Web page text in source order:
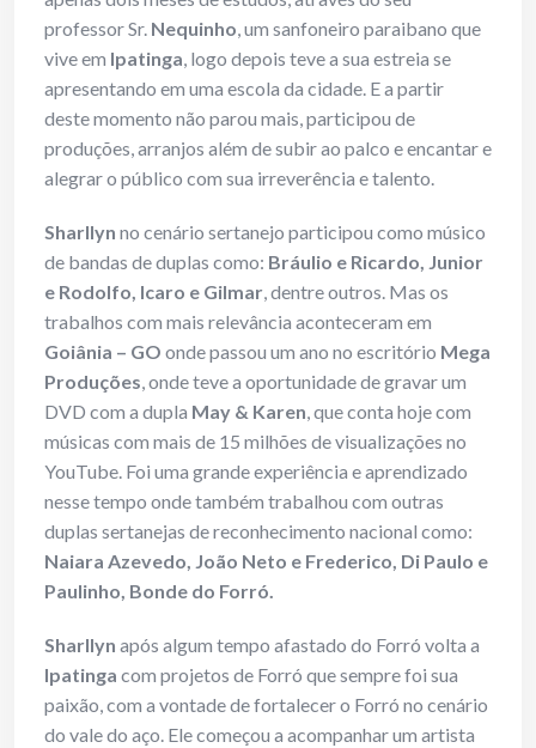
professor Sr. Nequinho, um sanfoneiro paraibano que
vive em Ipatinga, logo depois teve a sua estreia se
apresentando em uma escola da cidade. E a partir
deste momento não parou mais, participou de
produções, arranjos além de subir ao palco e encantar e
alegrar o público com sua irreverência e talento.
Sharllyn no cenário sertanejo participou como músico
de bandas de duplas como: Bráulio e Ricardo, Junior
e Rodolfo, Icaro e Gilmar, dentre outros. Mas os
trabalhos com mais relevância aconteceram em
Goiânia – GO onde passou um ano no escritório Mega
Produções, onde teve a oportunidade de gravar um
DVD com a dupla May & Karen, que conta hoje com
músicas com mais de 15 milhões de visualizações no
YouTube. Foi uma grande experiência e aprendizado
nesse tempo onde também trabalhou com outras
duplas sertanejas de reconhecimento nacional como:
Naiara Azevedo, João Neto e Frederico, Di Paulo e
Paulinho, Bonde do Forró.
Sharllyn após algum tempo afastado do Forró volta a
Ipatinga com projetos de Forró que sempre foi sua
paixão, com a vontade de fortalecer o Forró no cenário
do vale do aço. Ele começou a acompanhar um artista